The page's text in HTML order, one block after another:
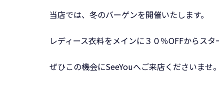
当店では、冬のバーゲンを開催いたします。
レディース衣料をメインに３０％OFFからスタ
ぜひこの機会にSeeYouへご来店くださいませ。